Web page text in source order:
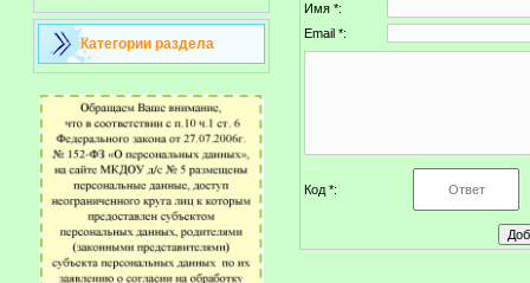
Категории раздела
Имя *:
Email *:
Код *: